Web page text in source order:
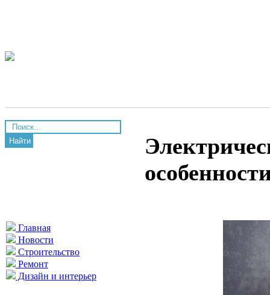
Найти
Главная
Новости
Строительство
Ремонт
Дизайн и интерьер